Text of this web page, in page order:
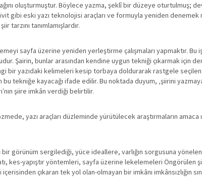
oluşturmuştur. Böylece yazma, şeklî bir düzeye oturtulmuş;
gibi eski yazı teknolojisi araçları ve formuyla yeniden
tanımlamışlardır.
sayfa üzerine yeniden yerleştirme çalışmaları yapmaktır.
Şairin, bunlar arasından kendine uygun tekniği çıkarmak için
bir yazıdaki kelimeleri kesip torbaya doldurarak rastgele
tekniğe kayacağı ifade edilir. Bu noktada duyum, ‚şiirini
şiire imkân verdiği belirtilir.
yazı araçları düzleminde yürütülecek araştırmaların
görünüm sergilediği, yüce ideallere, varlığın sorgusuna
kes-yapıştır yöntemleri, sayfa üzerine lekelemeleri Öngörülen
çıkaran tek yol olan-olmayan bir imkânı imkânsızlığın